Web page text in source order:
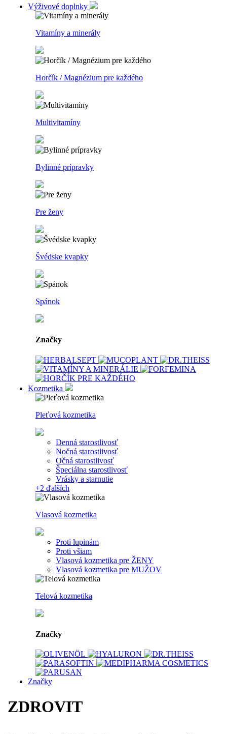
Výživové doplnky
Vitamíny a minerály
Horčík / Magnézium pre každého
Multivitamíny
Bylinné prípravky
Pre ženy
Švédske kvapky
Spánok
Značky
Kozmetika
Pleťová kozmetika
Denná starostlivosť
Nočná starostlivosť
Očná starostlivosť
Špeciálna starostlivosť
Vrásky a starnutie
+2 ďalších
Vlasová kozmetika
Proti lupinám
Proti všiam
Vlasová kozmetika pre ŽENY
Vlasová kozmetika pre MUŽOV
Telová kozmetika
Značky
Značky
ZDROVIT